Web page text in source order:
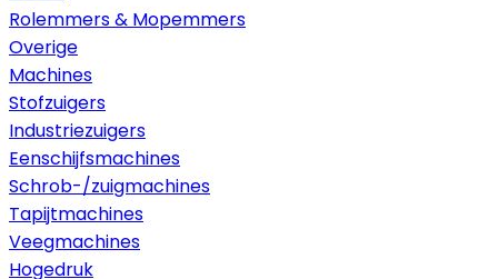
Rolemmers & Mopemmers
Overige
Machines
Stofzuigers
Industriezuigers
Eenschijfsmachines
Schrob-/zuigmachines
Tapijtmachines
Veegmachines
Hogedruk